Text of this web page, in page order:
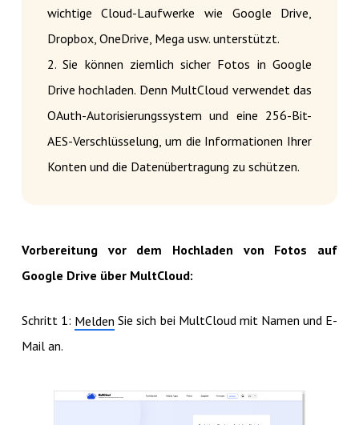
wichtige Cloud-Laufwerke wie Google Drive,
Dropbox, OneDrive, Mega usw. unterstützt.
2. Sie können ziemlich sicher Fotos in Google
Drive hochladen. Denn MultCloud verwendet das
OAuth-Autorisierungssystem und eine 256-Bit-
AES-Verschlüsselung, um die Informationen Ihrer
Konten und die Datenübertragung zu schützen.
Vorbereitung vor dem Hochladen von Fotos auf
Google Drive über MultCloud:
Schritt 1: Melden Sie sich bei MultCloud mit Namen und E-
Mail an.